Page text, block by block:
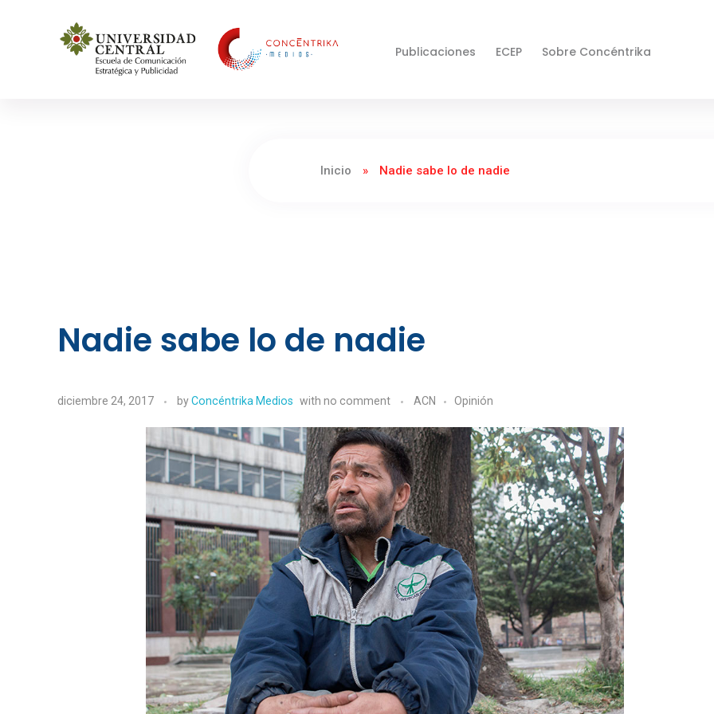
Publicaciones ECEP Sobre Concéntrika
Inicio » Nadie sabe lo de nadie
Nadie sabe lo de nadie
diciembre 24, 2017 byConcéntrika Medios with no comment ACN Opinión